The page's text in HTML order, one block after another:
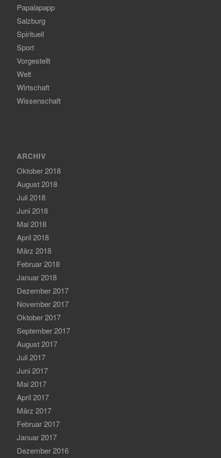
Papalapapp
Salzburg
Spirituell
Sport
Vorgestellt
Welt
Wirtschaft
Wissenschaft
ARCHIV
Oktober 2018
August 2018
Juli 2018
Juni 2018
Mai 2018
April 2018
März 2018
Februar 2018
Januar 2018
Dezember 2017
November 2017
Oktober 2017
September 2017
August 2017
Juli 2017
Juni 2017
Mai 2017
April 2017
März 2017
Februar 2017
Januar 2017
Dezember 2016